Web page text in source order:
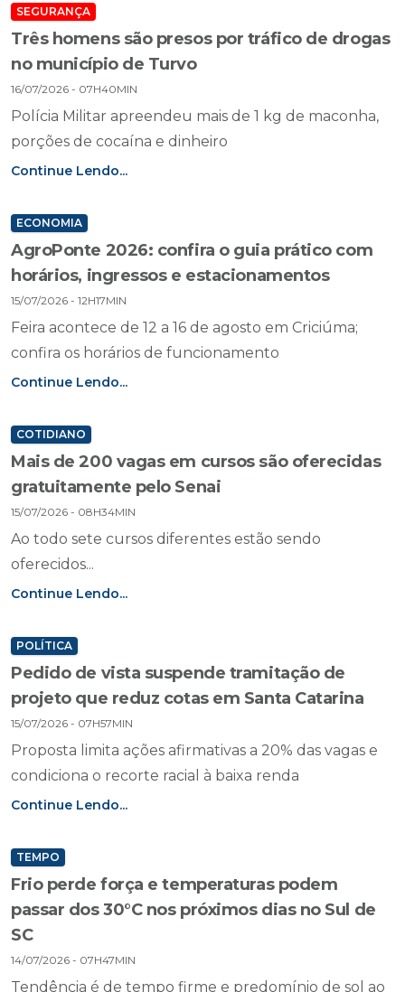
SEGURANÇA
Três homens são presos por tráfico de drogas
no município de Turvo
16/07/2026 - 07H40MIN
Polícia Militar apreendeu mais de 1 kg de maconha,
porções de cocaína e dinheiro
Continue Lendo...
ECONOMIA
AgroPonte 2026: confira o guia prático com
horários, ingressos e estacionamentos
15/07/2026 - 12H17MIN
Feira acontece de 12 a 16 de agosto em Criciúma;
confira os horários de funcionamento
Continue Lendo...
COTIDIANO
Mais de 200 vagas em cursos são oferecidas
gratuitamente pelo Senai
15/07/2026 - 08H34MIN
Ao todo sete cursos diferentes estão sendo
oferecidos...
Continue Lendo...
POLÍTICA
Pedido de vista suspende tramitação de
projeto que reduz cotas em Santa Catarina
15/07/2026 - 07H57MIN
Proposta limita ações afirmativas a 20% das vagas e
condiciona o recorte racial à baixa renda
Continue Lendo...
TEMPO
Frio perde força e temperaturas podem
passar dos 30°C nos próximos dias no Sul de
SC
14/07/2026 - 07H47MIN
Tendência é de tempo firme e predomínio de sol ao